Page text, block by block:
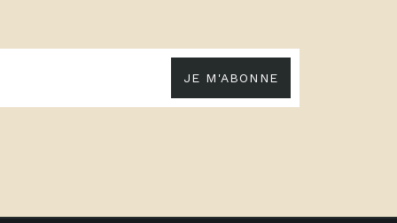
JE M'ABONNE